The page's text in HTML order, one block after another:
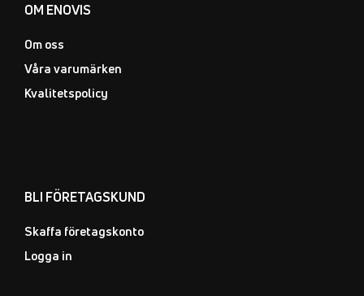
OM ENOVIS
Om oss
Våra varumärken
Kvalitetspolicy
BLI FÖRETAGSKUND
Skaffa företagskonto
Logga in